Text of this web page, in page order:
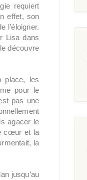
requiert
effet, son
l’éloigner.
Lisa dans
découvre
place, les
pour le
pas une
agacer le
cœur et la
la
jusqu’au